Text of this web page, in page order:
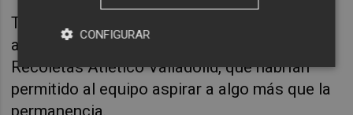
También se escaparon en las últimas jugadas
algunos puntos, como ante Torrelavega o
Recoletas Atlético Valladolid, que habrían
permitido al equipo aspirar a algo más que la
CONFIGURAR